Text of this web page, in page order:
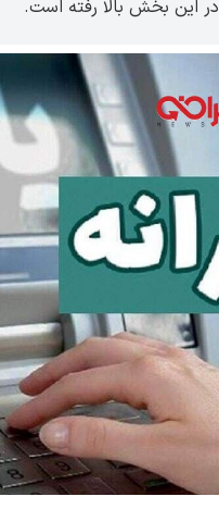
در این بخش بالا رفته است.